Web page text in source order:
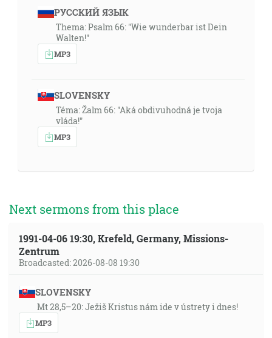
РУССКИЙ ЯЗЫК
Thema: Psalm 66: "Wie wunderbar ist Dein
Walten!"
MP3
SLOVENSKY
Téma: Žalm 66: "Aká obdivuhodná je tvoja
vláda!"
MP3
Next sermons from this place
1991-04-06 19:30, Krefeld, Germany, Missions-
Zentrum
Broadcasted: 2026-08-08 19:30
SLOVENSKY
Mt 28,5–20: Ježiš Kristus nám ide v ústrety i dnes!
MP3